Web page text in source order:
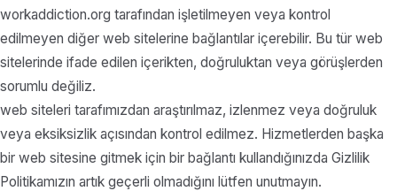
workaddiction.org tarafından işletilmeyen veya kontrol
edilmeyen diğer web sitelerine bağlantılar içerebilir. Bu tür web
sitelerinde ifade edilen içerikten, doğruluktan veya görüşlerden
sorumlu değiliz.
web siteleri tarafımızdan araştırılmaz, izlenmez veya doğruluk
veya eksiksizlik açısından kontrol edilmez. Hizmetlerden başka
bir web sitesine gitmek için bir bağlantı kullandığınızda Gizlilik
Politikamızın artık geçerli olmadığını lütfen unutmayın.